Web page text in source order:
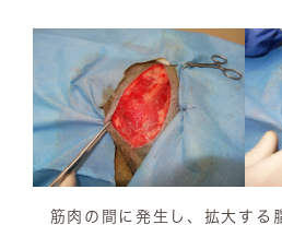
筋肉の間に発生し、拡大する